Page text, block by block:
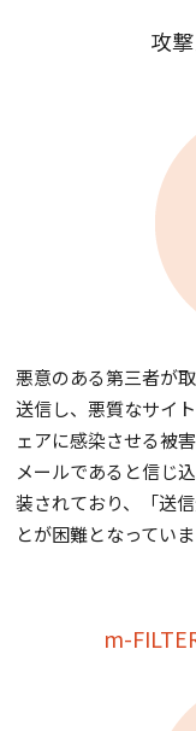
攻
悪意のある第三者が
送信し、悪質なサイ
ェアに感染させる被
メールであると信じ
装されており、「送
とが困難となっていま
m-